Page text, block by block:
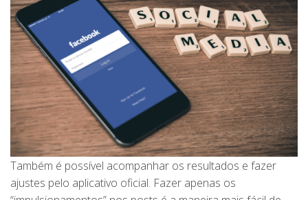
Também é possível acompanhar os resultados e fazer
ajustes pelo aplicativo oficial. Fazer apenas os